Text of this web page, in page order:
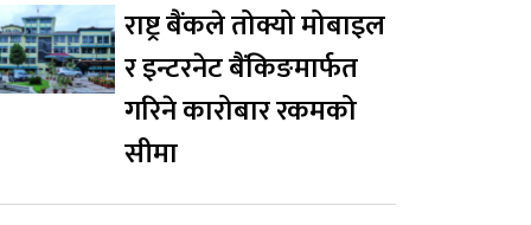
राष्ट्र बैंकले तोक्यो मोबाइल
र इन्टरनेट बैंकिङमार्फत
गरिने कारोबार रकमको
सीमा